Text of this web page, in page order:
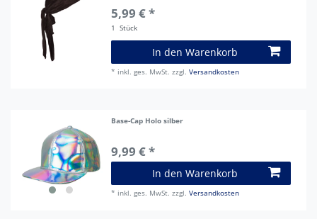
5,99 € *
1 Stück
In den Warenkorb
* inkl. ges. MwSt. zzgl.Versandkosten
Base-Cap Holo silber
9,99 € *
In den Warenkorb
* inkl. ges. MwSt. zzgl.Versandkosten